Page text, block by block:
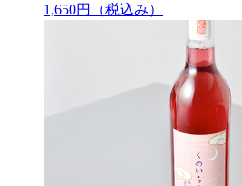
1,650円 （税込み）